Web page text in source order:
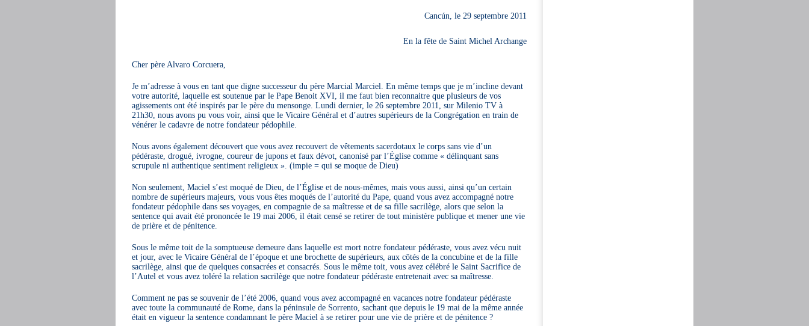
Cancún, le 29 septembre 2011
En la fête de Saint Michel Archange
Cher père Alvaro Corcuera,
Je m’adresse à vous en tant que digne successeur du père Marcial Marciel. En même temps que je m’incline devant
votre autorité, laquelle est soutenue par le Pape Benoit XVI, il me faut bien reconnaitre que plusieurs de vos
agissements ont été inspirés par le père du mensonge. Lundi dernier, le 26 septembre 2011, sur Milenio TV à
21h30, nous avons pu vous voir, ainsi que le Vicaire Général et d’autres supérieurs de la Congrégation en train de
vénérer le cadavre de notre fondateur pédophile.
Nous avons également découvert que vous avez recouvert de vêtements sacerdotaux le corps sans vie d’un
pédéraste, drogué, ivrogne, coureur de jupons et faux dévot, canonisé par l’Église comme « délinquant sans
scrupule ni authentique sentiment religieux ». (impie = qui se moque de Dieu)
Non seulement, Maciel s’est moqué de Dieu, de l’Église et de nous-mêmes, mais vous aussi, ainsi qu’un certain
nombre de supérieurs majeurs, vous vous êtes moqués de l’autorité du Pape, quand vous avez accompagné notre
fondateur pédophile dans ses voyages, en compagnie de sa maîtresse et de sa fille sacrilège, alors que selon la
sentence qui avait été prononcée le 19 mai 2006, il était censé se retirer de tout ministère publique et mener une vie
de prière et de pénitence.
Sous le même toit de la somptueuse demeure dans laquelle est mort notre fondateur pédéraste, vous avez vécu nuit
et jour, avec le Vicaire Général de l’époque et une brochette de supérieurs, aux côtés de la concubine et de la fille
sacrilège, ainsi que de quelques consacrées et consacrés. Sous le même toit, vous avez célébré le Saint Sacrifice de
l’Autel et vous avez toléré la relation sacrilège que notre fondateur pédéraste entretenait avec sa maîtresse.
Comment ne pas se souvenir de l’été 2006, quand vous avez accompagné en vacances notre fondateur pédéraste
avec toute la communauté de Rome, dans la péninsule de Sorrento, sachant que depuis le 19 mai de la même année
était en vigueur la sentence condamnant le père Maciel à se retirer pour une vie de prière et de pénitence ?